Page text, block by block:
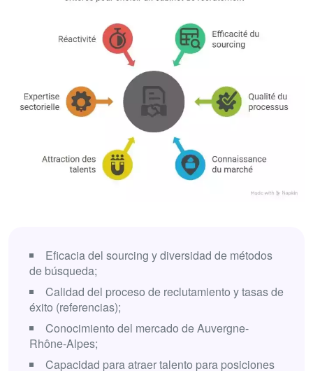
Eficacia del sourcing y diversidad de métodos
de búsqueda;
Calidad del proceso de reclutamiento y tasas de
éxito (referencias);
Conocimiento del mercado de Auvergne-
Rhône-Alpes;
Capacidad para atraer talento para posiciones